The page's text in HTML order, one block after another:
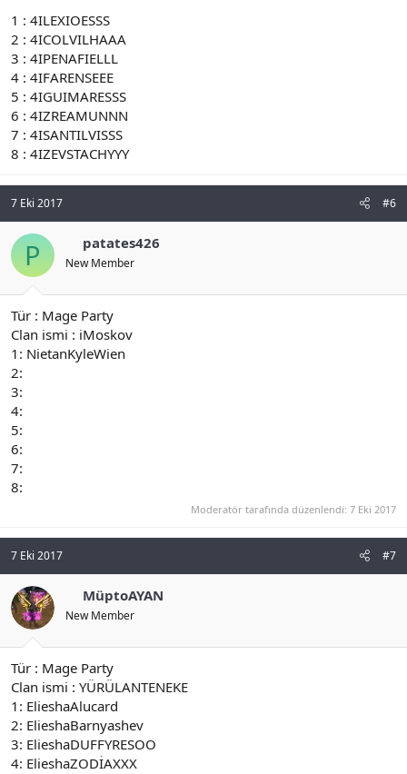
1 : 4ILEXIOESSS
2 : 4ICOLVILHAAA
3 : 4IPENAFIELLL
4 : 4IFARENSEEE
5 : 4IGUIMARESSS
6 : 4IZREAMUNNN
7 : 4ISANTILVISSS
8 : 4IZEVSTACHYYY
7 Eki 2017 #6
P patates426
New Member
Tür : Mage Party
Clan ismi : iMoskov
1: NietanKyleWien
2:
3:
4:
5:
6:
7:
8:
Moderatör tarafında düzenlendi: 7 Eki 2017
7 Eki 2017 #7
MüptoAYAN
New Member
Tür : Mage Party
Clan ismi : YÜRÜLANTENEKE
1: ElieshaAlucard
2: ElieshaBarnyashev
3: ElieshaDUFFYRESOO
4: ElieshaZODİAXXX